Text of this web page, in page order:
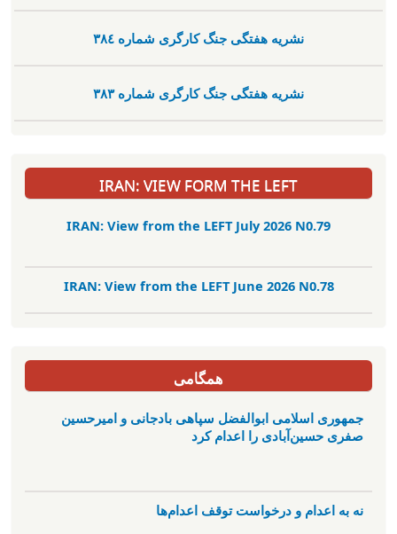
نشریە هفتگی جنگ کارگری شمارە ٣٨٤
نشریە هفتگی جنگ کارگری شمارە ٣٨٣
IRAN: VIEW FORM THE LEFT
IRAN: View from the LEFT July 2026 N0.79
IRAN: View from the LEFT June 2026 N0.78
همگامی
جمهوری اسلامی ابوالفضل سپاهی بادجانی و امیرحسین
صفری حسین‌آبادی را اعدام کرد
نه به اعدام و درخواست توقف اعدام‌ها